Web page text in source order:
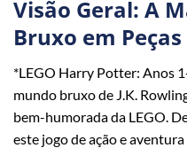
Visão Geral: A
Bruxo em Peças
*LEGO Harry Potter: Anos
mundo bruxo de J.K.
bem-humorada da LEGO.
este jogo de ação e